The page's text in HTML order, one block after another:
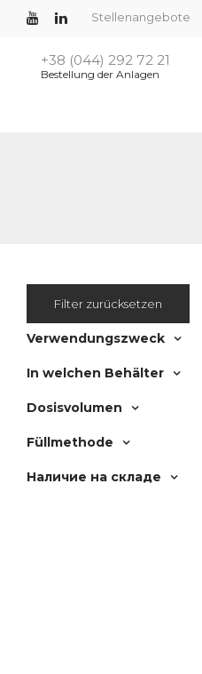
Stellenangebote
+38 (044) 292 72 21
Bestellung der Anlagen
Filter zurücksetzen
Verwendungszweck
In welchen Behälter
Dosisvolumen
Füllmethode
Наличие на складе